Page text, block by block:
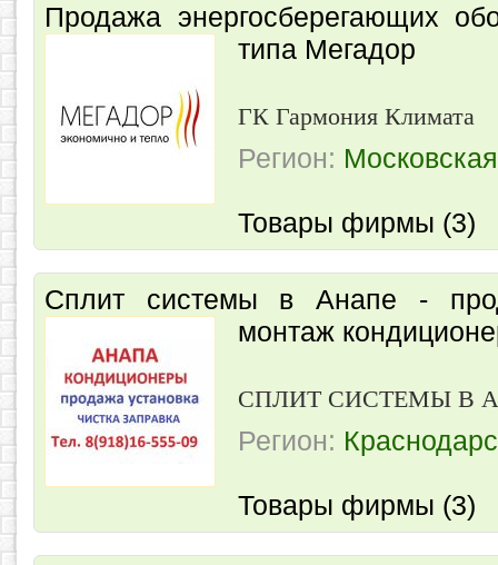
Продажа энергосберегающих
типа Мегадор
ГК Гармония Климата
Регион:
Товары фирмы (3)
Сплит системы в Анапе -
монтаж
СПЛИТ СИСТЕМЫ В
Регион:
Товары фирмы (3)